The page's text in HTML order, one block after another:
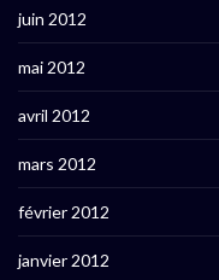
juin 2012
mai 2012
avril 2012
mars 2012
février 2012
janvier 2012